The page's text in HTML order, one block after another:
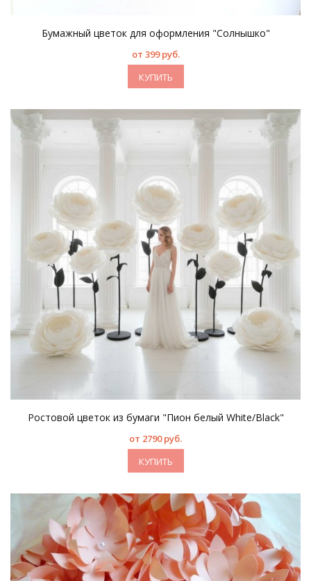
Бумажный цветок для оформления "Солнышко"
от 399 руб.
КУПИТЬ
Ростовой цветок из бумаги "Пион белый White/Black"
от 2790 руб.
КУПИТЬ